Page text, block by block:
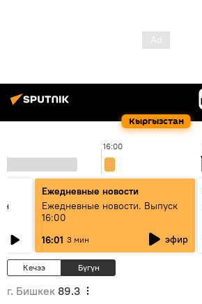
Кыргызстан
16:00
Ежедневные новости
Ежедневные новости. Выпуск
16:00
16:01 3 мин эфир
Кечээ Бүгүн
г. Бишкек 89.3